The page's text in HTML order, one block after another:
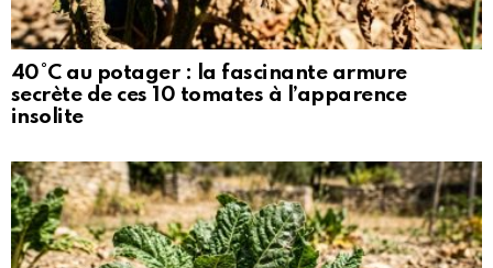
40°C au potager : la fascinante armure
secrète de ces 10 tomates à l’apparence
insolite